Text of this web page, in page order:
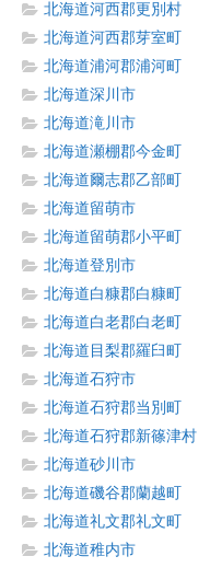
北海道河西郡更別村
北海道河西郡芽室町
北海道浦河郡浦河町
北海道深川市
北海道滝川市
北海道瀬棚郡今金町
北海道爾志郡乙部町
北海道留萌市
北海道留萌郡小平町
北海道登別市
北海道白糠郡白糠町
北海道白老郡白老町
北海道目梨郡羅臼町
北海道石狩市
北海道石狩郡当別町
北海道石狩郡新篠津村
北海道砂川市
北海道磯谷郡蘭越町
北海道礼文郡礼文町
北海道稚内市